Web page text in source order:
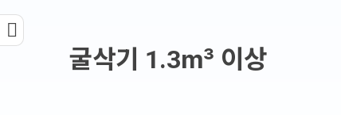
굴삭기 1.3㎥ 이상